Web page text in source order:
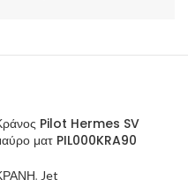
Pilot Hermes SV
ματ PIL000KRA90
, Jet